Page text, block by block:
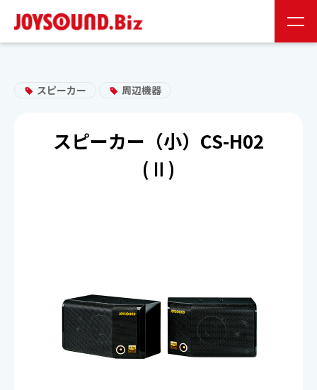
0120-141-224
24時間受付
ご契約までの流れ
スピーカー 周辺機器
スピーカー（小）CS-H02
(Ⅱ)